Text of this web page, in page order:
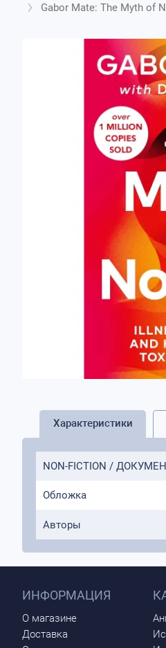
Gabor Mate: The Myth of
Характеристики
NON-FICTION /
Обложка
Авторы
ИНФОРМАЦИЯ
О магазине
Доставка